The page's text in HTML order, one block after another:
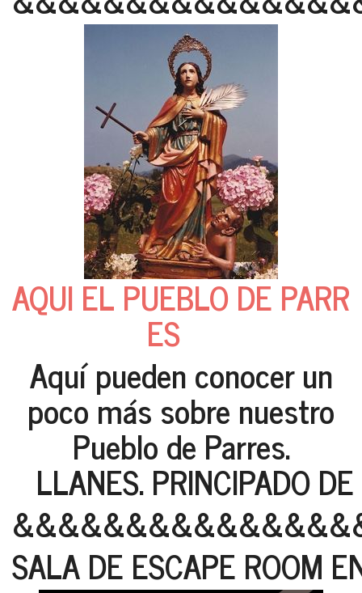
AQUI EL PUEBLO DE PARR
ES
Aquí pueden conocer un
poco más sobre nuestro
Pueblo de Parres.
LLANES. PRINCIPADO
SALA DE ESCAPE ROOM